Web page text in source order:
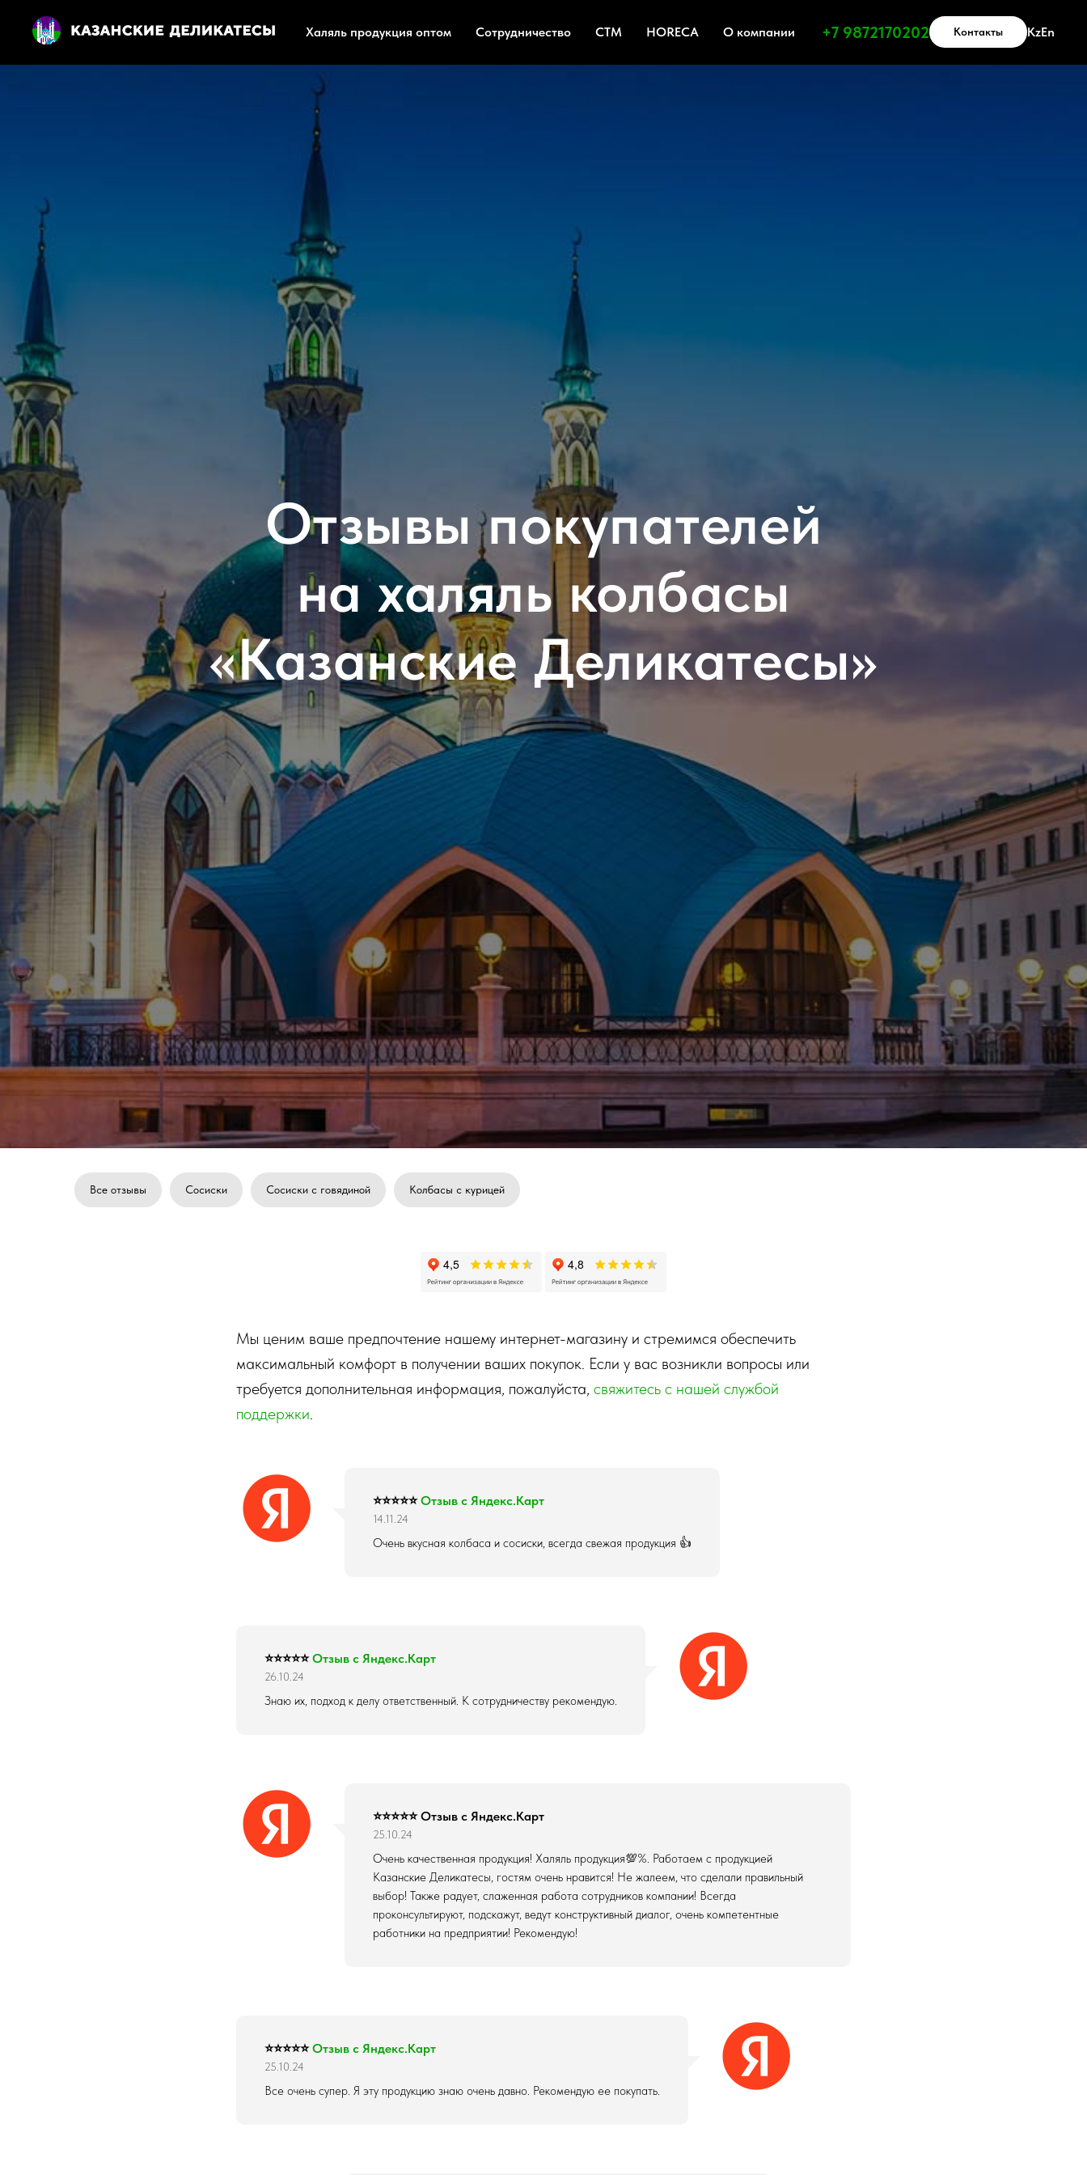
Халяль продукция оптом Сотрудничество СТМ HORECA О компании +7 9872170202 Контакты KzEn
Получить прайс-лист
Отзывы покупателей
на халяль колбасы
«Казанские Деликатесы»
Все отзывы Сосиски Сосиски с говядиной Колбасы с курицей
Мы ценим ваше предпочтение нашему интернет-магазину и стремимся обеспечить
максимальный комфорт в получении ваших покупок. Если у вас возникли вопросы или
требуется дополнительная информация, пожалуйста, свяжитесь с нашей службой
поддержки.
⭐⭐⭐⭐⭐Отзыв с Яндекс.Карт
14.11.24
Очень вкусная колбаса и сосиски, всегда свежая продукция 👍
⭐⭐⭐⭐⭐Отзыв с Яндекс.Карт
26.10.24
Знаю их, подход к делу ответственный. К сотрудничеству рекомендую.
⭐⭐⭐⭐⭐ Отзыв с Яндекс.Карт
25.10.24
Очень качественная продукция! Халяль продукция💯%. Работаем с продукцией
Казанские Деликатесы, гостям очень нравится! Не жалеем, что сделали правильный
выбор! Также радует, слаженная работа сотрудников компании! Всегда
проконсультируют, подскажут, ведут конструктивный диалог, очень компетентные
работники на предприятии! Рекомендую!
⭐⭐⭐⭐⭐Отзыв с Яндекс.Карт
25.10.24
Все очень супер. Я эту продукцию знаю очень давно. Рекомендую ее покупать.